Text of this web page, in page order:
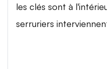
les clés sont à
serruriers